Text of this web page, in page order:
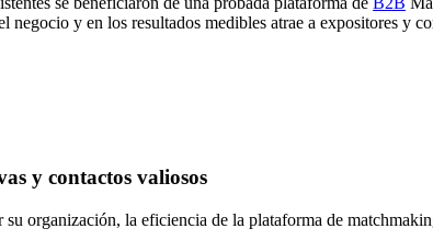
y en los resultados medibles atrae a expositores y
y contactos valiosos
organización, la eficiencia de la plataforma de